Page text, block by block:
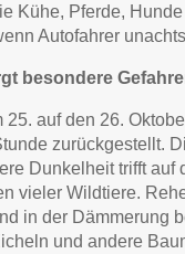
Kühe, Pferde,
Autofahrer
besondere
25. auf den 26.
zurückgestellt.
Dunkelheit trifft auf
vieler Wildtiere.
in der Dämmerung
und andere